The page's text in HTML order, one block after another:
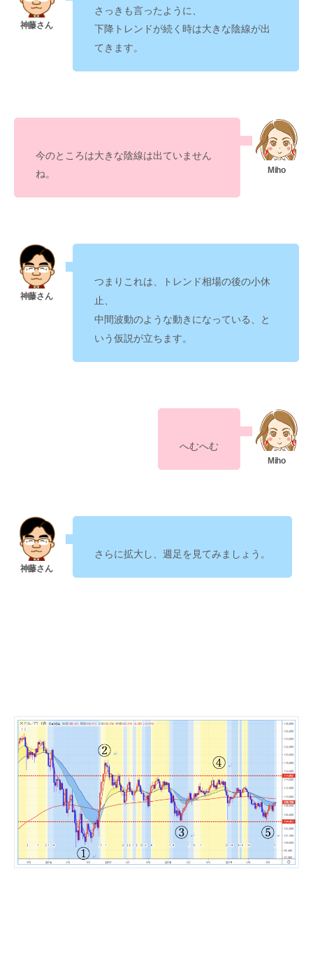
さっきも言ったように、
下降トレンドが続く時は大きな陰線が出
てきます。
今のところは大きな陰線は出ていません
ね。
つまりこれは、
トレンド相場の後の小休
止、
中間波動のような動き になっている、と
いう仮説が立ちます。
へむへむ
さらに拡大し、週足を見てみましょう。